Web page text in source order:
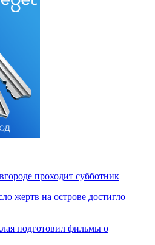
проходит субботник
жертв на острове достигло
подготовил фильмы о